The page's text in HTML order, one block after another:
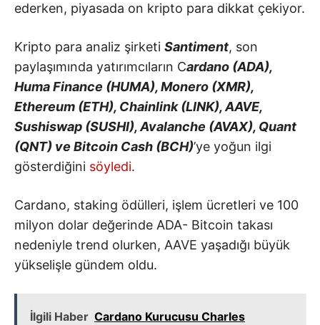
ederken, piyasada on kripto para dikkat çekiyor.
Kripto para analiz şirketi Santiment, son
paylaşımında yatırımcıların Cardano (ADA),
Huma Finance (HUMA), Monero (XMR),
Ethereum (ETH), Chainlink (LINK), AAVE,
Sushiswap (SUSHI), Avalanche (AVAX), Quant
(QNT) ve Bitcoin Cash (BCH)’ye yoğun ilgi
gösterdiğini söyledi.
Cardano, staking ödülleri, işlem ücretleri ve 100
milyon dolar değerinde ADA- Bitcoin takası
nedeniyle trend olurken, AAVE yaşadığı büyük
yükselişle gündem oldu.
İlgili Haber Cardano Kurucusu Charles